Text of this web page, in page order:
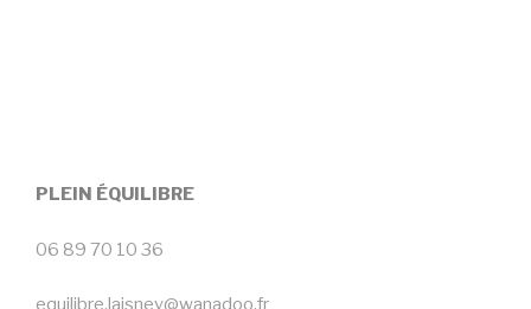
PLEIN ÉQUILIBRE
06 89 70 10 36
equilibre.laisney@wanadoo.fr